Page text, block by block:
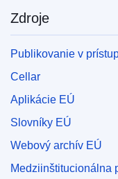
Zdroje
Publikovanie v
Cellar
Aplikácie EÚ
Slovníky EÚ
Webový archív EÚ
Medziinštitucionálna